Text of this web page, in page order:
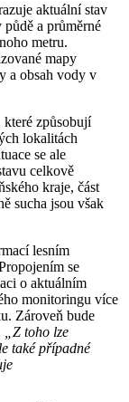
aktuální stav
a průměrné
metru.
mapy
a obsah vody v
které způsobují
lokalitách
se ale
celkově
kraje, část
sucha jsou však
lesním
se
o aktuálním
monitoringu více
Zároveň bude
„Z toho lze
také případné